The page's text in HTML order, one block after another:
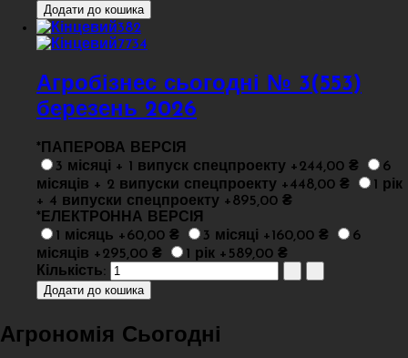
Агробізнес сьогодні № 3(553)
березень 2026
* ПАПЕРОВА ВЕРСІЯ
3 місяці + 1 випуск спецпроекту +244,00 ₴
6
місяців + 2 випуски спецпроекту +448,00 ₴
1 рік
+ 4 випуски спецпроекту +895,00 ₴
* ЕЛЕКТРОННА ВЕРСІЯ
1 місяць +60,00 ₴
3 місяці +160,00 ₴
6
місяців +295,00 ₴
1 рік +589,00 ₴
Кількість:
Агрономія Сьогодні